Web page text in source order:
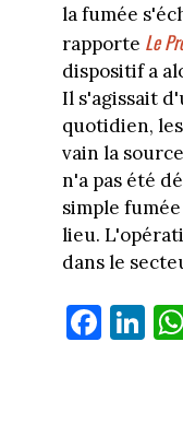
la fumée
rapporte Le
dispositif a
Il s'agissait
quotidien,
vain la
n'a pas été
simple
lieu.
dans le
Fa
ce
Li
nk